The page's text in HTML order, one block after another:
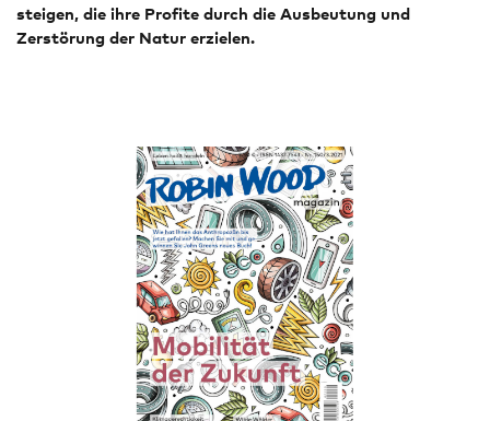
steigen, die ihre Profite durch die Ausbeutung und
Zerstörung der Natur erzielen.